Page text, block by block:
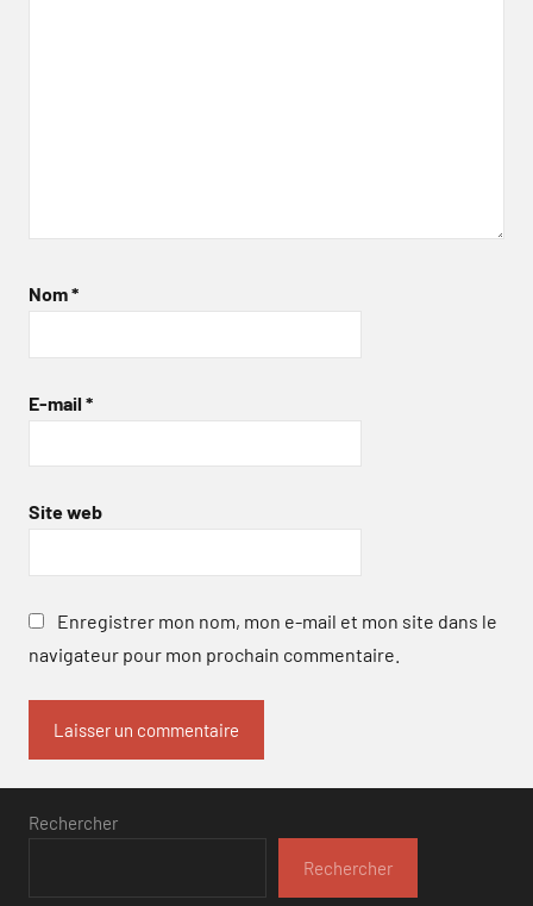
Nom*
E-mail *
Site web
Enregistrer mon nom, mon e-mail et mon site dans le
navigateur pour mon prochain commentaire.
Rechercher
Rechercher